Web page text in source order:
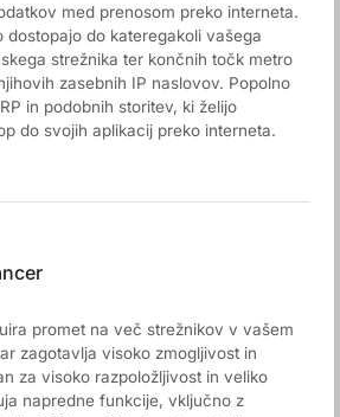
med prenosom preko interneta.
dostopajo do kateregakoli vašega
strežnika ter končnih točk metro
zasebnih IP naslovov. Popolno
in podobnih storitev, ki želijo
do svojih aplikacij preko interneta.
promet na več strežnikov v vašem
zagotavlja visoko zmogljivost in
za visoko razpoložljivost in veliko
napredne funkcije, vključno z